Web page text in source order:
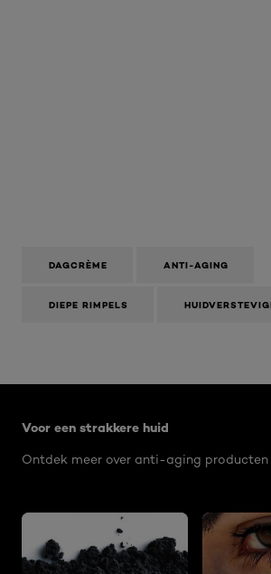
DAGCRÈME ANTI-AGING
DIEPE RIMPELS
Voor een strakkere huid
Ontdek meer over anti-aging producten